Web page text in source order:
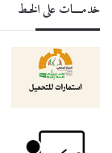
خدمــــات على الخـط